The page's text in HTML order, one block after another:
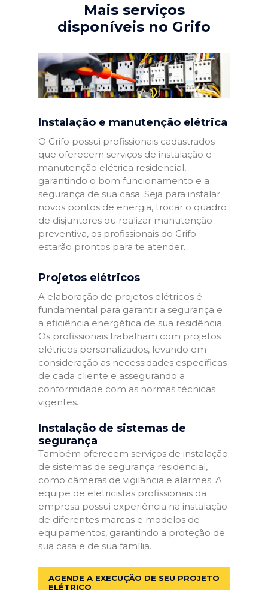
Mais serviços
disponíveis no Grifo
Instalação e manutenção elétrica
O Grifo possui profissionais cadastrados
que oferecem serviços de instalação e
manutenção elétrica residencial,
garantindo o bom funcionamento e a
segurança de sua casa. Seja para instalar
novos pontos de energia, trocar o quadro
de disjuntores ou realizar manutenção
preventiva, os profissionais do Grifo
estarão prontos para te atender.
Projetos elétricos
A elaboração de projetos elétricos é
fundamental para garantir a segurança e
a eficiência energética de sua residência.
Os profissionais trabalham com projetos
elétricos personalizados, levando em
consideração as necessidades específicas
de cada cliente e assegurando a
conformidade com as normas técnicas
vigentes.
Instalação de sistemas de
segurança
Também oferecem serviços de instalação
de sistemas de segurança residencial,
como câmeras de vigilância e alarmes. A
equipe de eletricistas profissionais da
empresa possui experiência na instalação
de diferentes marcas e modelos de
equipamentos, garantindo a proteção de
sua casa e de sua família.
AGENDE A EXECUÇÃO DE SEU PROJETO
ELÉTRICO